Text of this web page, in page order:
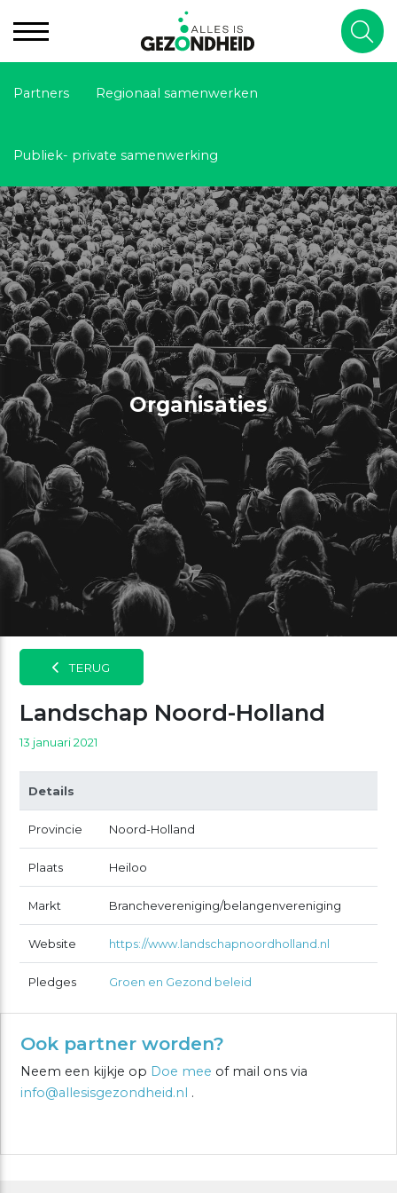
Partners Regionaal samenwerken
Publiek- private samenwerking
Organisaties
TERUG
Landschap Noord-Holland
13 januari 2021
Details
Provincie Noord-Holland
Plaats Heiloo
Markt Branchevereniging/belangenvereniging
Website https://www.landschapnoordholland.nl
Pledges Groen en Gezond beleid
Ook partner worden?
Neem een kijkje op Doe mee of mail ons via
info@allesisgezondheid.nl .